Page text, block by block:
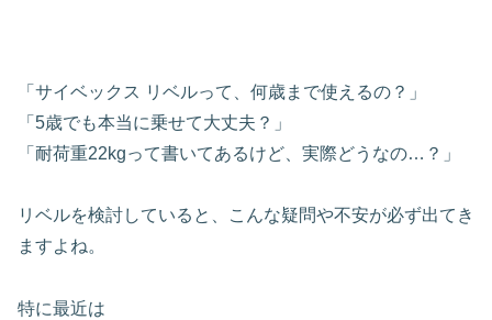
「サイベックス リベルって、何歳まで使えるの？」
「5歳でも本当に乗せて大丈夫？」
「耐荷重22kgって書いてあるけど、実際どうなの…？」
リベルを検討していると、こんな疑問や不安が必ず出てき
ますよね。
特に最近は